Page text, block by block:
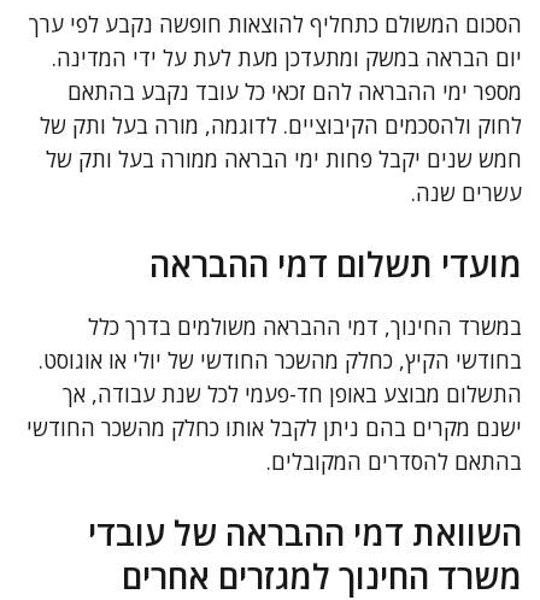
הסכום המשולם כתחליף להוצאות חופשה נקבע לפי ערך
יום הבראה במשק ומתעדכן מעת לעת על ידי המדינה.
מספר ימי ההבראה להם זכאי כל עובד נקבע בהתאם
לחוק ולהסכמים הקיבוציים. לדוגמה, מורה בעל ותק של
חמש שנים יקבל פחות ימי הבראה ממורה בעל ותק של
עשרים שנה.
מועדי תשלום דמי ההבראה
במשרד החינוך, דמי ההבראה משולמים בדרך כלל
בחודשי הקיץ, כחלק מהשכר החודשי של יולי או אוגוסט.
התשלום מבוצע באופן חד-פעמי לכל שנת עבודה, אך
ישנם מקרים בהם ניתן לקבל אותו כחלק מהשכר החודשי
בהתאם להסדרים המקובלים.
השוואת דמי ההבראה של עובדי
משרד החינוך למגזרים אחרים